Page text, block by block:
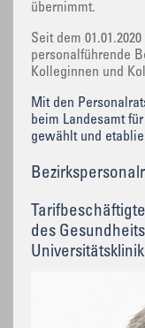
übernimmt.
Seit dem
personalführende
Kolleginnen und
Mit den
beim Landesamt
gewählt und
des